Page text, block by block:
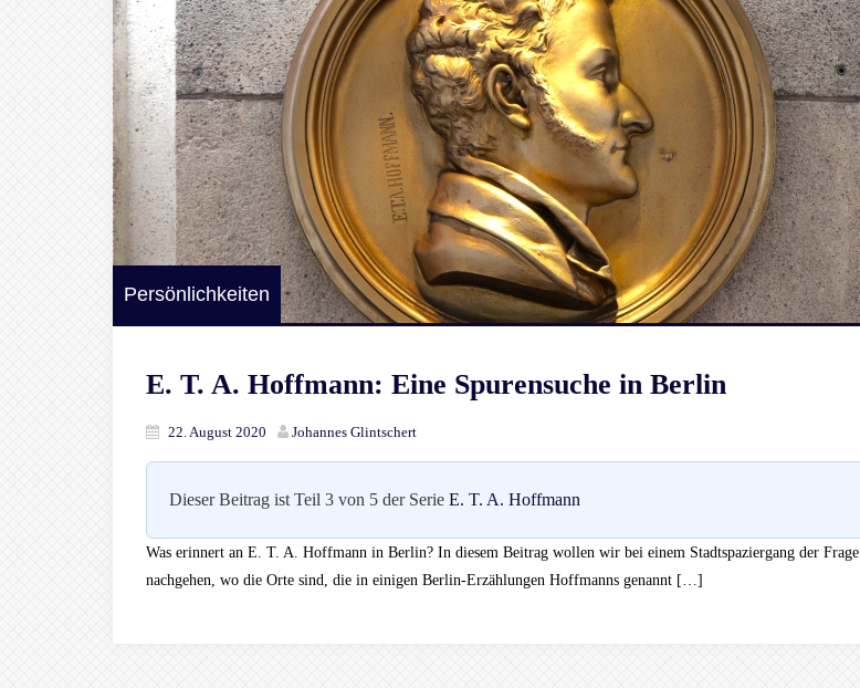
Persönlichkeiten
E. T. A. Hoffmann: Eine Spurensuche in Berlin
22. August 2020 Johannes Glintschert
Dieser Beitrag ist Teil 3 von 5 der Serie E. T. A. Hoffmann
Was erinnert an E. T. A. Hoffmann in Berlin? In diesem Beitrag wollen wir bei einem Stadtspaziergang der Frage
nachgehen, wo die Orte sind, die in einigen Berlin-Erzählungen Hoffmanns genannt […]